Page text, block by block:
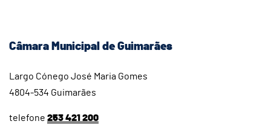
Câmara Municipal de Guimarães
Largo Cónego José Maria Gomes
4804-534 Guimarães
telefone 253 421 200